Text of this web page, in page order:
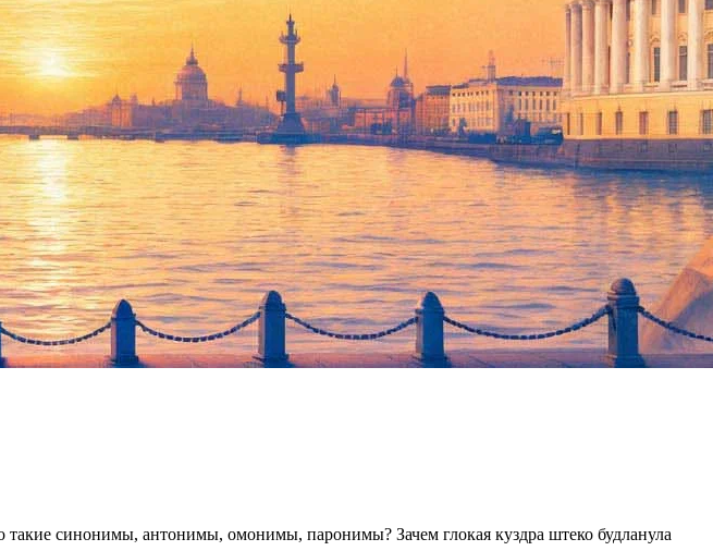
расскажут о тонкостях русского языка
синонимы, антонимы, омонимы, паронимы? Зачем глокая куздра штеко будланула